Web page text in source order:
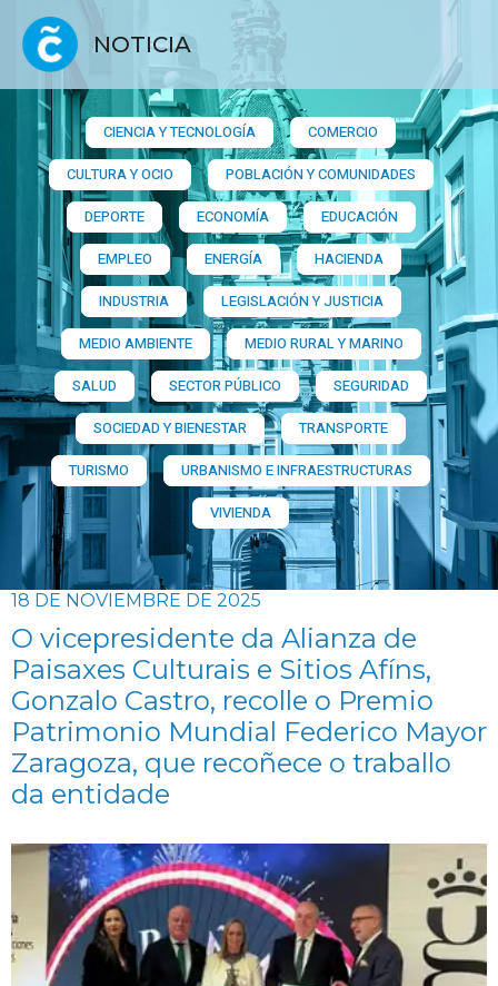
NOTICIA
CIENCIA Y TECNOLOGÍA
COMERCIO
CULTURA Y OCIO
POBLACIÓN Y COMUNIDADES
DEPORTE
ECONOMÍA
EDUCACIÓN
EMPLEO
ENERGÍA
HACIENDA
INDUSTRIA
LEGISLACIÓN Y JUSTICIA
MEDIO AMBIENTE
MEDIO RURAL Y MARINO
SALUD
SECTOR PÚBLICO
SEGURIDAD
SOCIEDAD Y BIENESTAR
TRANSPORTE
TURISMO
URBANISMO E INFRAESTRUCTURAS
VIVIENDA
18 DE NOVIEMBRE DE 2025
O vicepresidente da Alianza de
Paisaxes Culturais e Sitios Afíns,
Gonzalo Castro, recolle o Premio
Patrimonio Mundial Federico Mayor
Zaragoza, que recoñece o traballo
da entidade